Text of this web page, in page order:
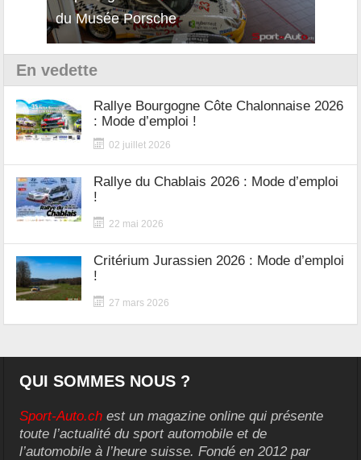
du Musée Porsche
En vedette
Rallye Bourgogne Côte Chalonnaise 2026
: Mode d’emploi !
02 juillet 2026
Rallye du Chablais 2026 : Mode d’emploi
!
22 mai 2026
Critérium Jurassien 2026 : Mode d’emploi
!
27 mars 2026
QUI SOMMES NOUS ?
Sport-Auto.ch est un magazine online qui présente
toute l’actualité du sport automobile et de
l’automobile à l’heure suisse. Fondé en 2012 par